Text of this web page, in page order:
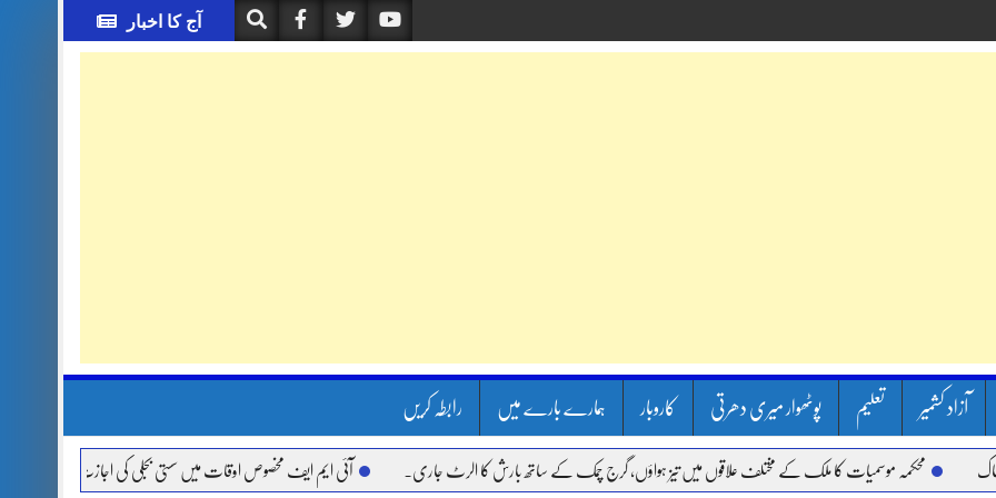
آج کا اخبار
آزاد کشمیر تعلیم پوٹھوار میری دھرتی کاروبار ہمارے بارے میں رابطہ کریں
محکمہ موسمیات کا ملک کے مختلف علاقوں میں تیز ہواؤں، گرج چمک کے ساتھ بارش کا الرٹ جاری. آئی ایم ایف مخصوص اوقات میں سستی بجلی کی اجازت نہیں دے رہا، وفاقی